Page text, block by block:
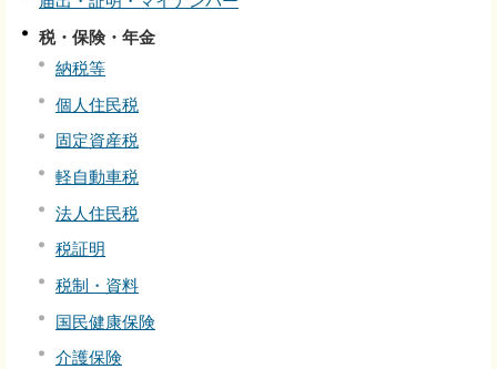
税・保険・年金
納税等
個人住民税
固定資産税
軽自動車税
法人住民税
税証明
税制・資料
国民健康保険
介護保険